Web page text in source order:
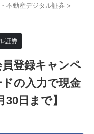
不動産デジタル証券 >
証券
登録キャンペ
の入力で現金
日まで】